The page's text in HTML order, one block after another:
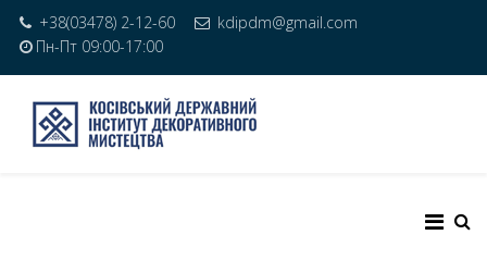
+38(03478) 2-12-60
kdipdm@gmail.com
Пн-Пт 09:00-17:00